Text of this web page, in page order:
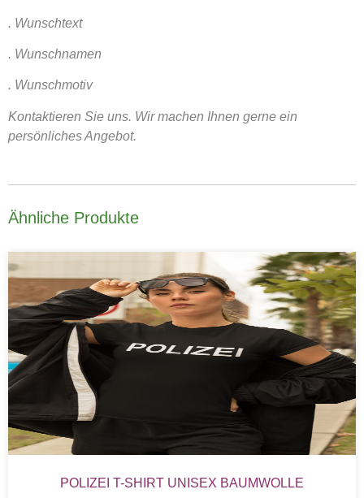
. Wunschtext
. Wunschnamen
. Wunschmotiv
Kontaktieren Sie uns. Wir machen Ihnen gerne ein
persönliches Angebot.
Ähnliche Produkte
POLIZEI T-SHIRT UNISEX BAUMWOLLE